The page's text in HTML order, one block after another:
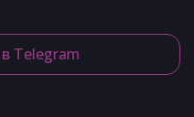
Telegram